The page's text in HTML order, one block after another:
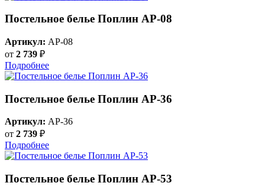
Постельное белье Поплин AP-08
Артикул: AP-08
от 2 739 ₽
Подробнее
Постельное белье Поплин AP-36
Артикул: AP-36
от 2 739 ₽
Подробнее
Постельное белье Поплин AP-53